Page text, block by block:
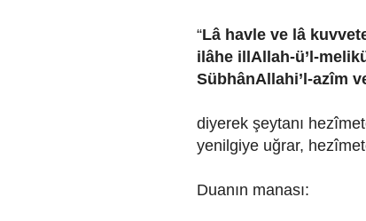
“Lâ havle ve lâ
ilâhe illAllah-ü’l-
SübhânAllahi’l-azîm
diyerek şeytanı
yenilgiye uğrar,
Duanın manası: